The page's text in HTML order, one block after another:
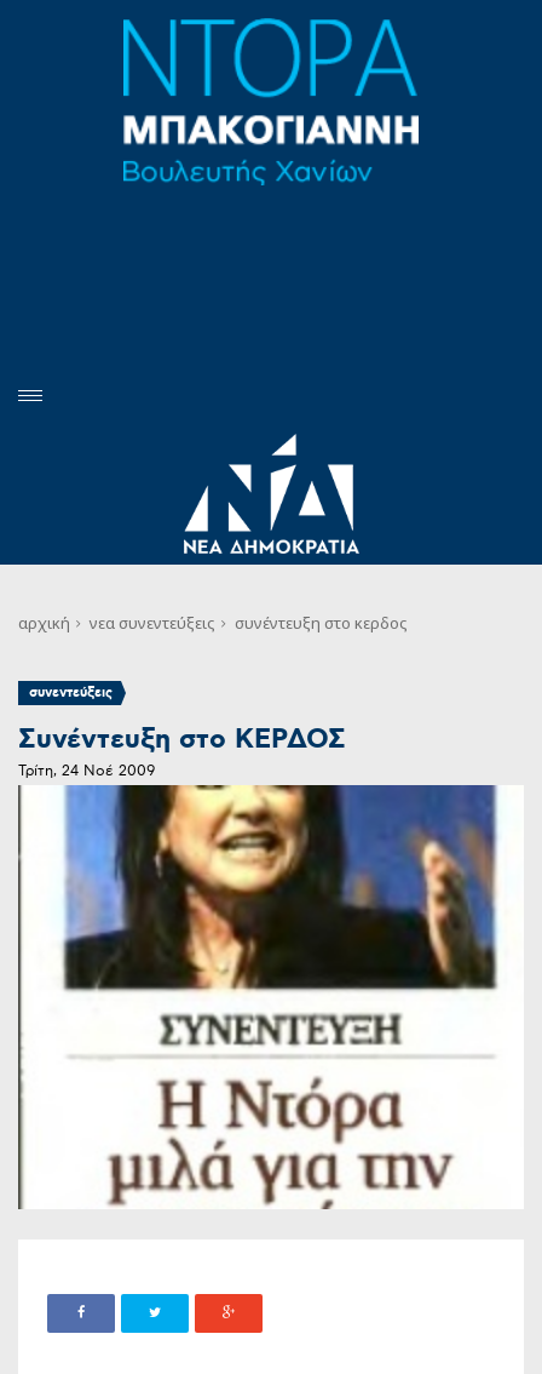
αρχική νεα συνεντεύξεις συνέντευξη στο κερδος
συνεντεύξεις
Συνέντευξη στο ΚΕΡΔΟΣ
Τρίτη, 24 Νοέ 2009